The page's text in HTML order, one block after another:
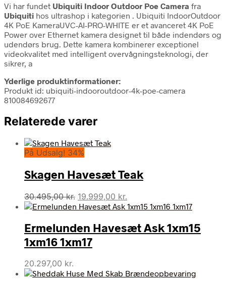
Vi har fundet Ubiquiti Indoor Outdoor Poe Camera fra
Ubiquiti hos ultrashop i kategorien . Ubiquiti IndoorOutdoor
4K PoE KameraUVC-AI-PRO-WHITE er et avanceret 4K PoE
Power over Ethernet kamera designet til både indendørs og
udendørs brug. Dette kamera kombinerer exceptionel
videokvalitet med intelligent overvågningsteknologi, der
sikrer, a
Yderlige produktinformationer:
Produkt id: ubiquiti-indooroutdoor-4k-poe-camera
810084692677
Relaterede varer
På Udsalg! 34%
Skagen Havesæt Teak
30.495,00kr. Den
oprindelige
var:
30.495,00 kr..
19.999,00 kr.
aktuelle
er:
19.999,00 kr..
Ermelunden Havesæt Ask 1xm15
1xm16 1xm17
20.297,00 kr.